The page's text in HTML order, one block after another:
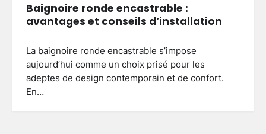
Baignoire ronde encastrable :
avantages et conseils d’installation
La baignoire ronde encastrable s’impose
aujourd’hui comme un choix prisé pour les
adeptes de design contemporain et de confort.
En…